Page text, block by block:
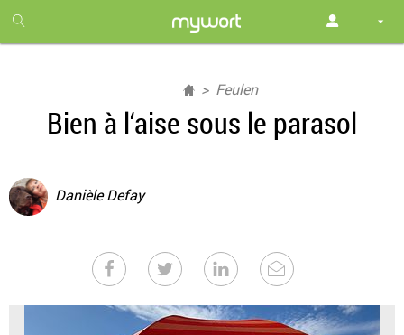
month
free
Feulen
Bien à l‘aise sous le parasol
Danièle Defay